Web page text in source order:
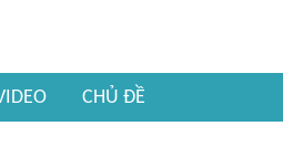
CHỦ ĐỀ